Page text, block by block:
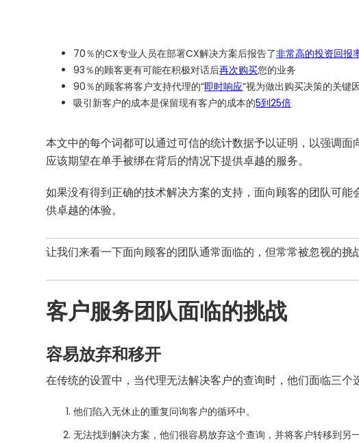
70％的CX专业人员在部署CX解决方案后报告了非常高的投资回报
93％的顾客更有可能在积极对话后再次购买您的业务
90％的顾客将客户支持代理的“即时响应”视为做出购买决策的关键
吸引新客户的成本是保留现有客户的成本的5到25倍
本文中的每个词都可以通过可信的统计数据予以证明，以强调
应该期望在单手被绑在背后的情况下提供卓越的服务。
如果没有得到正确的技术解决方案的支持，面向顾客的团队可
供卓越的体验。
让我们来看一下面向顾客的团队通常面临的，但常常被忽视的挑
客户服务团队面临的挑战
容易放弃和移开
在传统的设置中，当代理无法解决客户的查询时，他们面临三个
他们陷入无休止的重复问询客户的循环中。
无法找到解决方案，他们很容易放弃这个查询，并将客户转移到另一